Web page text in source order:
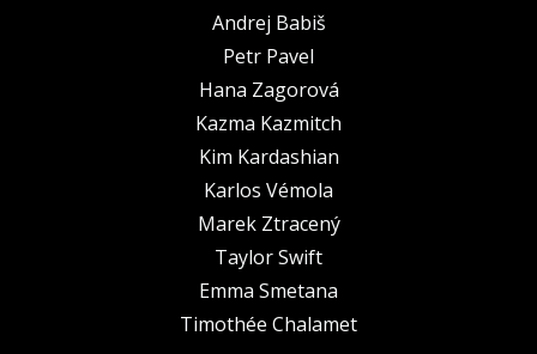
Andrej Babiš
Petr Pavel
Hana Zagorová
Kazma Kazmitch
Kim Kardashian
Karlos Vémola
Marek Ztracený
Taylor Swift
Emma Smetana
Timothée Chalamet